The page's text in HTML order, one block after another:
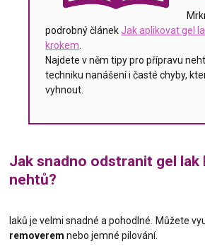
podrobný článekJak aplikovat gel
krokem.
Najdete v něm tipy pro přípravu
techniku nanášení i časté chyby,
vyhnout.
Jak snadno odstranit gel
nehtů?
laků je velmi snadné a pohodlné. Můžete
removerem nebo jemné pilování.